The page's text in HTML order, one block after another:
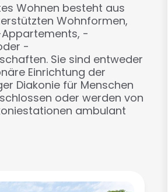
Wohnen besteht aus
Wohnformen,
-
-
Sie sind entweder
Einrichtung der
Diakonie für Menschen
oder werden von
ambulant